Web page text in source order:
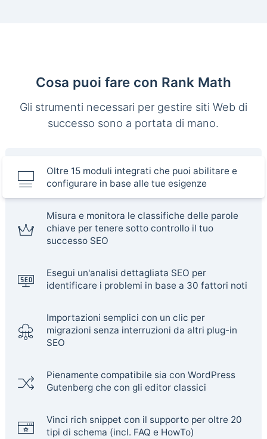
Cosa puoi fare con Rank Math
Gli strumenti necessari per gestire siti Web di
successo sono a portata di mano.
Oltre 15 moduli integrati che puoi abilitare e
configurare in base alle tue esigenze
Misura e monitora le classifiche delle parole
chiave per tenere sotto controllo il tuo
successo SEO
Esegui un'analisi dettagliata SEO per
identificare i problemi in base a 30 fattori noti
Importazioni semplici con un clic per
migrazioni senza interruzioni da altri plug-in
SEO
Pienamente compatibile sia con WordPress
Gutenberg che con gli editor classici
Vinci rich snippet con il supporto per oltre 20
tipi di schema (incl. FAQ e HowTo)